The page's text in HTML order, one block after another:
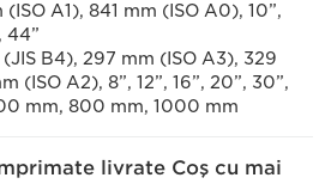
A1), 841 mm (ISO A0), 10”,
44”
B4), 297 mm (ISO A3), 329
(ISO A2), 8”, 12”, 16”, 20”, 30”,
mm, 800 mm, 1000 mm
livrate Coş cu mai